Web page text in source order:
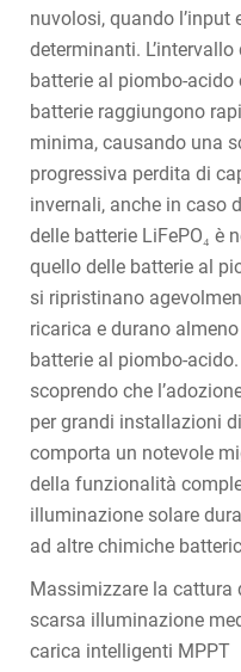
nuvolosi, quando l’input
determinanti.
batterie al piombo-
batterie raggiungono
minima, causando una
progressiva perdita di
invernali, anche in caso
delle batterie LiFePO₄ è
quello delle batterie al
si ripristinano
ricarica e durano
batterie al piombo-
scoprendo che
per grandi installazioni
comporta un notevole
della funzionalità
illuminazione solare
ad altre chimiche
Massimizzare la cattura
scarsa illuminazione
carica intelligenti MPPT